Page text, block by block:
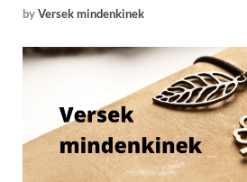
byVersek mindenkinek